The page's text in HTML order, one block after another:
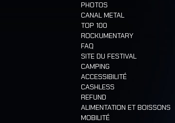
PHOTOS
CANAL METAL
TOP 100
ROCKUMENTARY
FAQ
SITE DU FESTIVAL
CAMPING
ACCESSIBILITÉ
CASHLESS
REFUND
ALIMENTATION ET BOISSONS
MOBILITÉ